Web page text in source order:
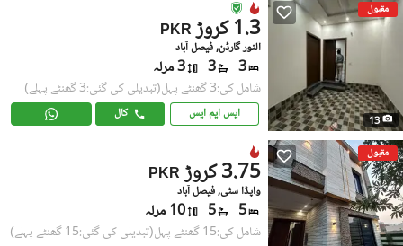
مقبول
13
PKR 1.3 کروڑ
النور گارڈن, فیصل آباد
3
3 3 مرلہ
شامل کی:3 گھنٹے پہل (تبدیلی کی گئی:3 گھنٹے پہلے)
ایس ایم ایس کال
مقبول
PKR 3.75 کروڑ
واپڈا سٹی, فیصل آباد
5
5 10 مرلہ
شامل کی:15 گھنٹے پہل (تبدیلی کی گئی:15 گھنٹے پہلے)